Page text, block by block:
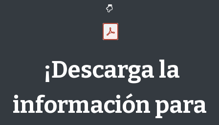
¡Descarga la
información para